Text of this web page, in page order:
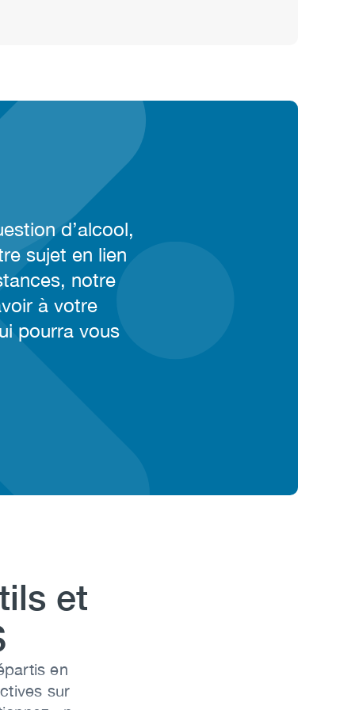
d’alcool,
sujet en lien
notre
à votre
pourra vous
et
en
sur